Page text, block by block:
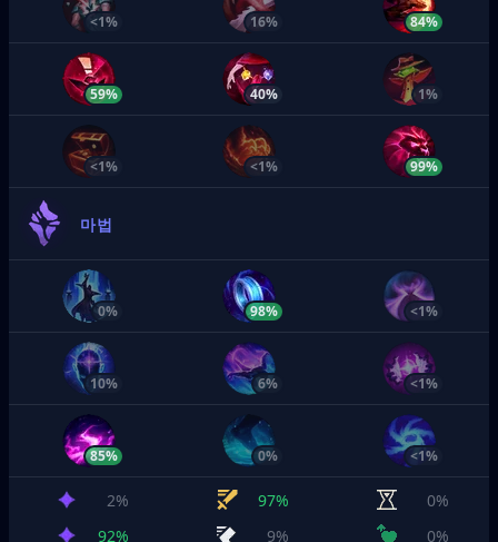
<1% 16% 84%
59% 40% 1%
<1% <1% 99%
마법
0% 98% <1%
10% 6% <1%
85% 0% <1%
2% 97%
0%
92%
9% 0%